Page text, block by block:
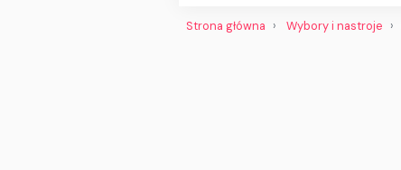
Strona główna Wybory i nastroje